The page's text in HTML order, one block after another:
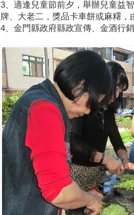
3、適逢兒童節前夕，舉辦兒童益
牌、大老二，獎品卡車餅或麻糬
4、金門縣政府縣政宣傳、金酒行